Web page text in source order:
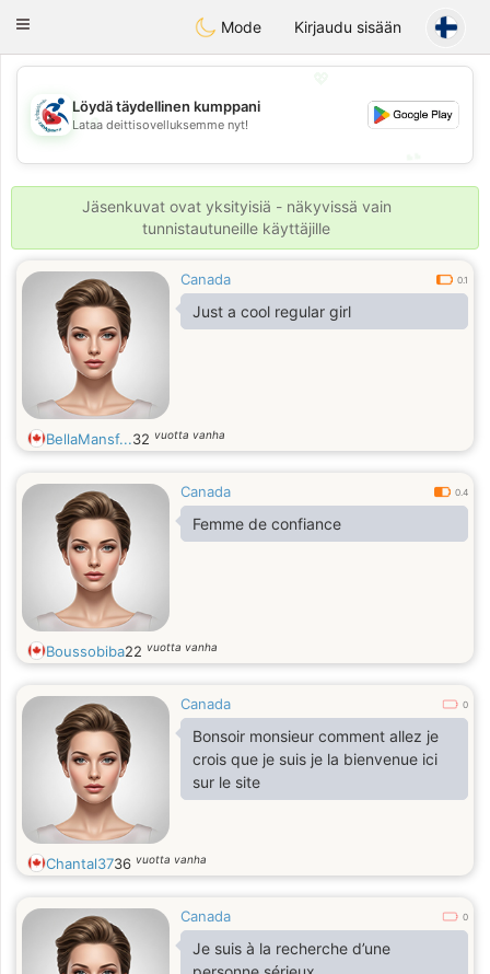
Handi Space
Toggle
Mode Kirjaudu sisään
💖
💕
Löydä täydellinen kumppani
Lataa deittisovelluksemme nyt!
Jäsenkuvat ovat yksityisiä - näkyvissä vain
tunnistautuneille käyttäjille
Canada 0.1
Just a cool regular girl
BellaMansf...32 vuotta vanha
Canada 0.4
Femme de confiance
Boussobiba22 vuotta vanha
Canada 0
Bonsoir monsieur comment allez je
crois que je suis je la bienvenue ici
sur le site
Chantal3736 vuotta vanha
Canada 0
Je suis à la recherche d’une